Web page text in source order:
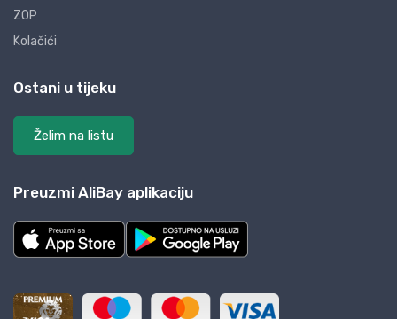
ZOP
Kolačići
Ostani u tijeku
Želim na listu
Preuzmi AliBay aplikaciju